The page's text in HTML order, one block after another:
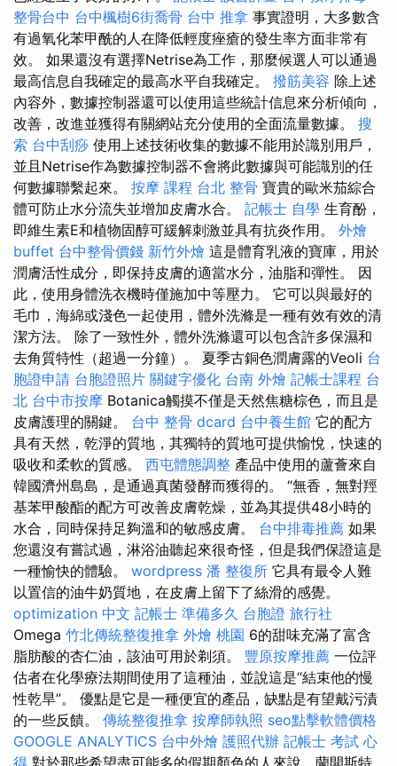
整骨台中 台中楓樹6街喬骨 台中 推拿 事實證明，大多數含
有過氧化苯甲酰的人在降低輕度痤瘡的發生率方面非常有
效。 如果還沒有選擇Netrise為工作，那麼候選人可以通過
最高信息自我確定的最高水平自我確定。 撥筋美容 除上述
內容外，數據控制器還可以使用這些統計信息來分析傾向，
改善，改進並獲得有關網站充分使用的全面流量數據。 搜
索 台中刮痧 使用上述技術收集的數據不能用於識別用戶，
並且Netrise作為數據控制器不會將此數據與可能識別的任
何數據聯繫起來。 按摩 課程 台北 整骨 寶貴的歐米茄綜合
體可防止水分流失並增加皮膚水合。 記帳士 自學 生育酚，
即維生素E和植物固醇可緩解刺激並具有抗炎作用。 外燴
buffet 台中整骨價錢 新竹外燴 這是體育乳液的寶庫，用於
潤膚活性成分，即保持皮膚的適當水分，油脂和彈性。 因
此，使用身體洗衣機時僅施加中等壓力。 它可以與最好的
毛巾，海綿或淺色一起使用，體外洗滌是一種有效有效的清
潔方法。 除了一致性外，體外洗滌還可以包含許多保濕和
去角質特性（超過一分鐘）。 夏季古銅色潤膚露的Veoli 台
胞證申請 台胞證照片 關鍵字優化 台南 外燴 記帳士課程 台
北 台中市按摩 Botanica觸摸不僅是天然焦糖棕色，而且是
皮膚護理的關鍵。 台中 整骨 dcard 台中養生館 它的配方
具有天然，乾淨的質地，其獨特的質地可提供愉悅，快速的
吸收和柔軟的質感。 西屯體態調整 產品中使用的蘆薈來自
韓國濟州島島，是通過真菌發酵而獲得的。 “無香，無對羥
基苯甲酸酯的配方可改善皮膚乾燥，並為其提供48小時的
水合，同時保持足夠溫和的敏感皮膚。 台中排毒推薦 如果
您還沒有嘗試過，淋浴油聽起來很奇怪，但是我們保證這是
一種愉快的體驗。 wordpress 潘 整復所 它具有最令人難
以置信的油牛奶質地，在皮膚上留下了絲滑的感覺。
optimization 中文 記帳士 準備多久 台胞證 旅行社
Omega 竹北傳統整復推拿 外燴 桃園 6的甜味充滿了富含
脂肪酸的杏仁油，該油可用於剃須。 豐原按摩推薦 一位評
估者在化學療法期間使用了這種油，並說這是“結束他的慢
性乾旱”。 優點是它是一種便宜的產品，缺點是有望戴污漬
的一些反饋。 傳統整復推拿 按摩師執照 seo點擊軟體價格
GOOGLE ANALYTICS 台中外燴 護照代辦 記帳士 考試 心
得 對於那些希望盡可能多的假期顏色的人來說，蘭開斯特